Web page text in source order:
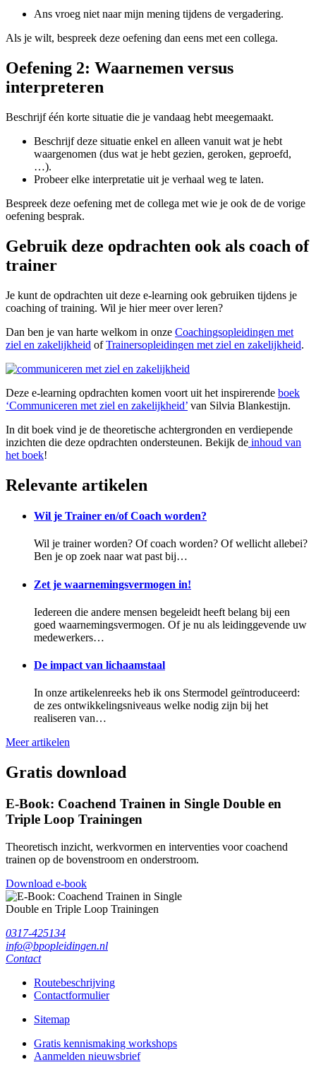
Ans vroeg niet naar mijn mening tijdens de vergadering.
Als je wilt, bespreek deze oefening dan eens met een collega.
Oefening 2: Waarnemen versus
interpreteren
Beschrijf één korte situatie die je vandaag hebt meegemaakt.
Beschrijf deze situatie enkel en alleen vanuit wat je hebt
waargenomen (dus wat je hebt gezien, geroken, geproefd,
…).
Probeer elke interpretatie uit je verhaal weg te laten.
Bespreek deze oefening met de collega met wie je ook de de vorige
oefening besprak.
Gebruik deze opdrachten ook als coach of
trainer
Je kunt de opdrachten uit deze e-learning ook gebruiken tijdens je
coaching of training. Wil je hier meer over leren?
Dan ben je van harte welkom in onze Coachingsopleidingen met
ziel en zakelijkheid ofTrainersopleidingen met ziel en zakelijkheid.
Deze e-learning opdrachten komen voort uit het inspirerende boek
‘Communiceren met ziel en zakelijkheid’ van Silvia Blankestijn.
In dit boek vind je de theoretische achtergronden en verdiepende
inzichten die deze opdrachten ondersteunen. Bekijk de inhoud van
het boek!
Relevante artikelen
Wil je Trainer en/of Coach worden?
Wil je trainer worden? Of coach worden? Of wellicht allebei?
Ben je op zoek naar wat past bij…
Zet je waarnemingsvermogen in!
Iedereen die andere mensen begeleidt heeft belang bij een
goed waarnemingsvermogen. Of je nu als leidinggevende uw
medewerkers…
De impact van lichaamstaal
In onze artikelenreeks heb ik ons Stermodel geïntroduceerd:
de zes ontwikkelingsniveaus welke nodig zijn bij het
realiseren van…
Meer artikelen
Gratis download
E-Book: Coachend Trainen in Single Double en
Triple Loop Trainingen
Theoretisch inzicht, werkvormen en interventies voor coachend
trainen op de bovenstroom en onderstroom.
Download e-book
0317-425134
info@bpopleidingen.nl
Contact
Routebeschrijving
Contactformulier
Sitemap
Gratis kennismaking workshops
Aanmelden nieuwsbrief